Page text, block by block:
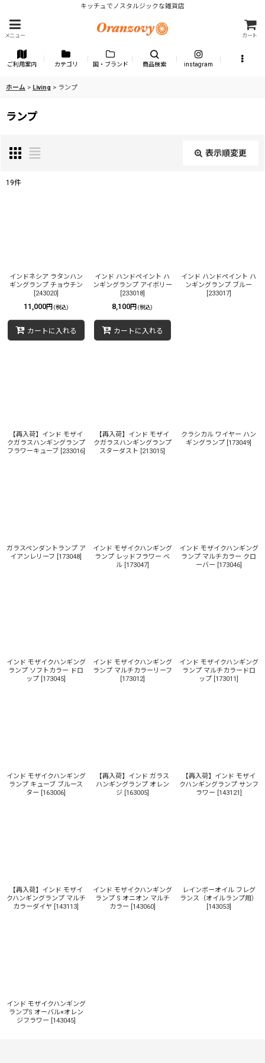
キッチュでノスタルジックな雑貨店
メニュー カート
ご利用案内 カテゴリ 国・ブランド 商品検索 instagram
ホーム > Living > ランプ
ランプ
表示順変更
絞り込む
19件
インドネシア ラタンハン
ギングランプ チョウチン
[243020]
11,000円 (税込)
カートに入れる
インド ハンドペイント ハ
ンギングランプ アイボリー
[233018]
8,100円 (税込)
カートに入れる
インド ハンドペイント ハ
ンギングランプ ブルー
[233017]
【再入荷】インド モザイ
クガラスハンギングランプ
フラワーキューブ [233016]
【再入荷】インド モザイ
クガラスハンギングランプ
スターダスト [213015]
クラシカル ワイヤー ハン
ギングランプ [173049]
ガラスペンダントランプ ア
イアンレリーフ [173048]
インド モザイクハンギング
ランプ レッドフラワー ベ
ル [173047]
インド モザイクハンギング
ランプ マルチカラー クロ
ーバー [173046]
インド モザイクハンギング
ランプ ソフトカラー ドロ
ップ [173045]
インド モザイクハンギング
ランプ マルチカラーリーフ
[173012]
インド モザイクハンギング
ランプ マルチカラードロ
ップ [173011]
インド モザイクハンギング
ランプ キューブ ブルース
ター [163006]
【再入荷】インド ガラス
ハンギングランプ オレン
ジ [163005]
【再入荷】インド モザイ
クハンギングランプ サンフ
ラワー [143121]
【再入荷】インド モザイ
クハンギングランプ マルチ
カラーダイヤ [143113]
インド モザイクハンギング
ランプ S オニオン マルチ
カラー [143060]
レインボーオイル フレグ
ランス（オイルランプ用）
[143053]
インド モザイクハンギング
ランプS オーバル×オレン
ジフラワー [143045]